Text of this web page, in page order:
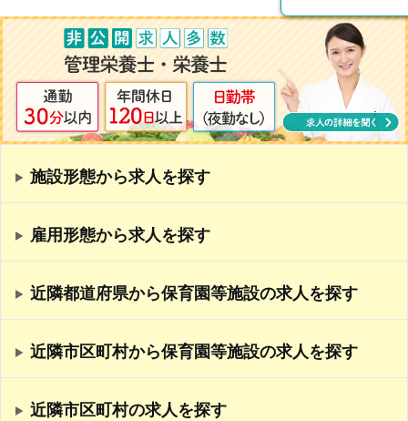
施設形態から求人を探す
雇用形態から求人を探す
近隣都道府県から保育園等施設の求人を探す
近隣市区町村から保育園等施設の求人を探す
近隣市区町村の求人を探す